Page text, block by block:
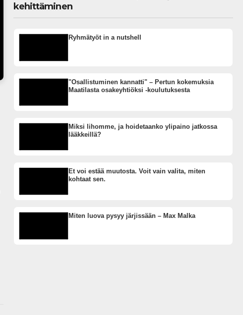
kehittäminen
Ryhmätyöt in a nutshell
"Osallistuminen kannatti" – Pertun kokemuksia
Maatilasta osakeyhtiöksi -koulutuksesta
Miksi lihomme, ja hoidetaanko ylipaino jatkossa
lääkkeillä?
Et voi estää muutosta. Voit vain valita, miten
kohtaat sen.
Miten luova pysyy järjissään – Max Malka